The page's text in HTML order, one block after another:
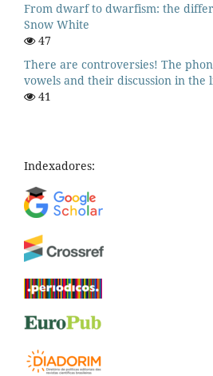
From dwarf to dwarfism: the
Snow White
47
There are controversies! The
vowels and their discussion in the
41
Indexadores: